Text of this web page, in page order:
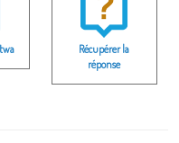
Récupérer la
réponse